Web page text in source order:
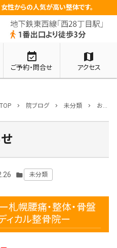
性からの人気が高い整体です。
event_available
ご予約・問合せ
map
アクセス
chevron_right 院ブログ chevron_right 未分類 chevron_right お盆休みのお知らせ
folder 未分類
幌腰痛・整体・骨盤
ィカル整骨院ー